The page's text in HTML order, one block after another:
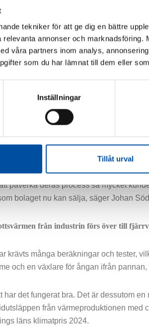
tekniker för att ge dig en bättre
annonser och
våra partners inom analys,
som du har lämnat till dem eller
Inställningar
Tillåt urval
80-gradig värme från Waggeryd Cell
som gör det möjligt att förlänga den här
säger Peter Waldenström.
Cell var till en början var lite
och såg att det fanns risk att det
liten utsträckning som möjligt påverkar
haft en nyckelroll och de har
påverka deras process så mycket
bolaget nu kan sälja, säger Johan
från industrin förs över till
krävts många beräkningar och tester,
och en växlare för ångan ifrån
har det fungerat bra. Det är dessutom
från värmeproduktionen med
läns klimatpris 2024.